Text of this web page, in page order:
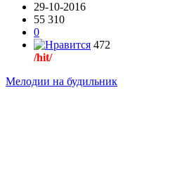
29-10-2016
55 310
0
472
/hit/
Мелодии на будильник